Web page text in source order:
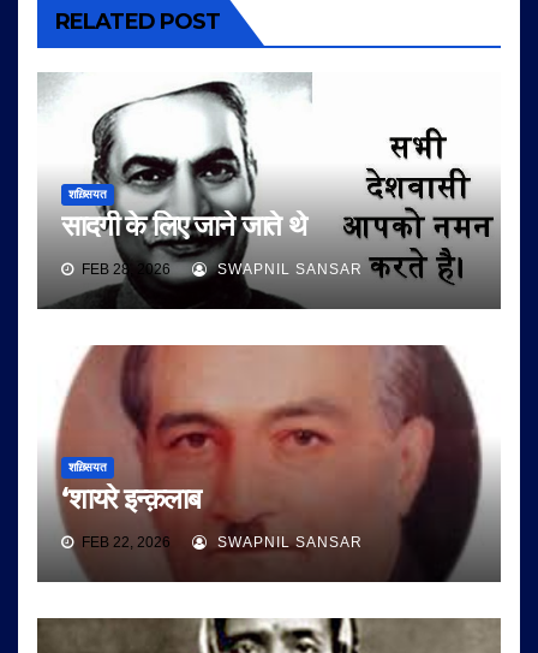
RELATED POST
शख़्सियत
सादगी के लिए जाने जाते थे
FEB 28, 2026 SWAPNIL SANSAR
शख़्सियत
‘शायरे इन्क़लाब
FEB 22, 2026 SWAPNIL SANSAR